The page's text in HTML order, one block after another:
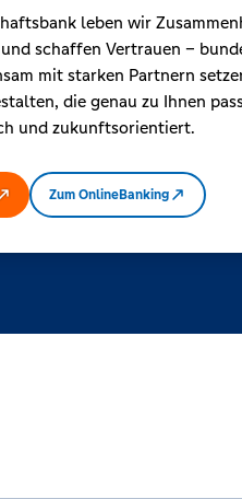
leben wir
schaffen Vertrauen –
mit starken Partnern
die genau zu Ihnen
und zukunftsorientiert.
Zum OnlineBanking